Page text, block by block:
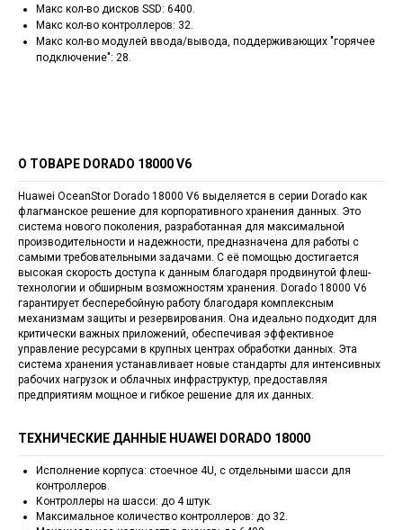
Макс кол-во дисков SSD: 6400.
Макс кол-во контроллеров: 32.
Макс кол-во модулей ввода/вывода, поддерживающих "горячее
подключение": 28.
О ТОВАРЕ DORADO 18000 V6
Huawei OceanStor Dorado 18000 V6 выделяется в серии Dorado как
флагманское решение для корпоративного хранения данных. Это
система нового поколения, разработанная для максимальной
производительности и надежности, предназначена для работы с
самыми требовательными задачами. С её помощью достигается
высокая скорость доступа к данным благодаря продвинутой флеш-
технологии и обширным возможностям хранения. Dorado 18000 V6
гарантирует бесперебойную работу благодаря комплексным
механизмам защиты и резервирования. Она идеально подходит для
критически важных приложений, обеспечивая эффективное
управление ресурсами в крупных центрах обработки данных. Эта
система хранения устанавливает новые стандарты для интенсивных
рабочих нагрузок и облачных инфраструктур, предоставляя
предприятиям мощное и гибкое решение для их данных.
ТЕХНИЧЕСКИЕ ДАННЫЕ HUAWEI DORADO 18000
Исполнение корпуса: стоечное 4U, с отдельными шасси для
контроллеров.
Контроллеры на шасси: до 4 штук.
Максимальное количество контроллеров: до 32.